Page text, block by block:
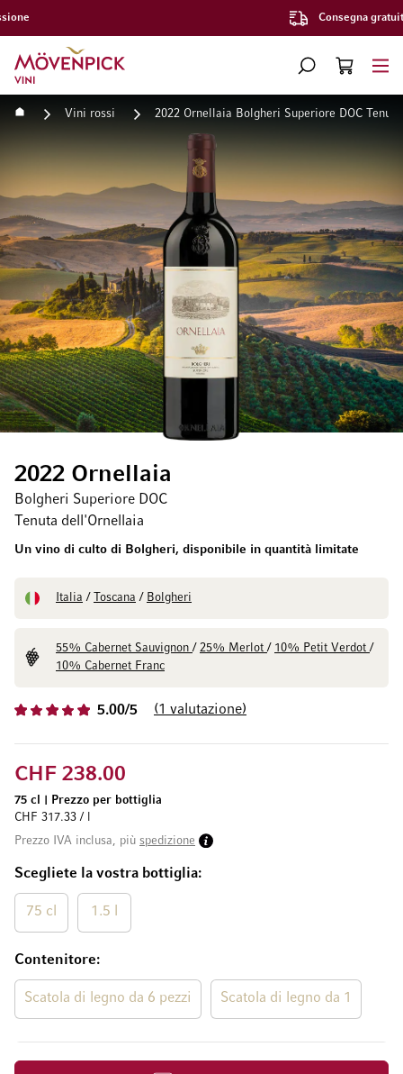
Consegna gratuita a partire da CHF 300.–
Vai alla Home Page
CERCA
CART
Home Vini rossi 2022 Ornellaia Bolgheri Superiore DOC
5.00/5 1 valutazione
2022 Ornellaia
Bolgheri Superiore DOC
Tenuta dell'Ornellaia
Un vino di culto di Bolgheri, disponibile in quantità limitate
Italia / Toscana / Bolgheri
55% Cabernet Sauvignon/ 25% Merlot/ 10% Petit Verdot/
10% Cabernet Franc
Scegliete la vostra bottiglia
75 cl 1.5 l
Contenitore
Scatola di legno da 6 pezzi Scatola di legno da 1
CHF 238.00
75 cl
Prezzo per bottiglia
CHF 317.33 / l
Prezzo IVA inclusa, più spedizione
Vai alla fine della galleria di immagini